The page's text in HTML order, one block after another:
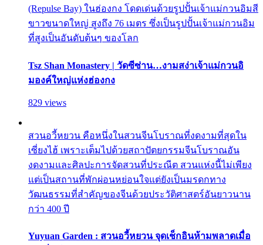
(Repulse Bay) ในฮ่องกง โดดเด่นด้วยรูปปั้นเจ้าแม่กวนอิมสี
ขาวขนาดใหญ่ สูงถึง 76 เมตร ซึ่งเป็นรูปปั้นเจ้าแม่กวนอิม
ที่สูงเป็นอันดับต้นๆ ของโลก
Tsz Shan Monastery | วัดซีซ่าน…งามสง่าเจ้าแม่กวนอิ
มองค์ใหญ่แห่งฮ่องกง
829 views
สวนอวี้หยวน คือหนึ่งในสวนจีนโบราณที่งดงามที่สุดใน
เซี่ยงไฮ้ เพราะเต็มไปด้วยสถาปัตยกรรมจีนโบราณอัน
งดงามและศิลปะการจัดสวนที่ประณีต สวนแห่งนี้ไม่เพียง
แต่เป็นสถานที่พักผ่อนหย่อนใจแต่ยังเป็นมรดกทาง
วัฒนธรรมที่สำคัญของจีนด้วยประวัติศาสตร์อันยาวนาน
กว่า 400 ปี
Yuyuan Garden : สวนอวี้หยวน จุดเช็กอินห้ามพลาดเมื่อ